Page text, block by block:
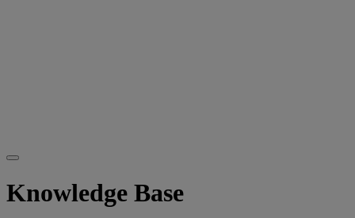
Knowledge Base